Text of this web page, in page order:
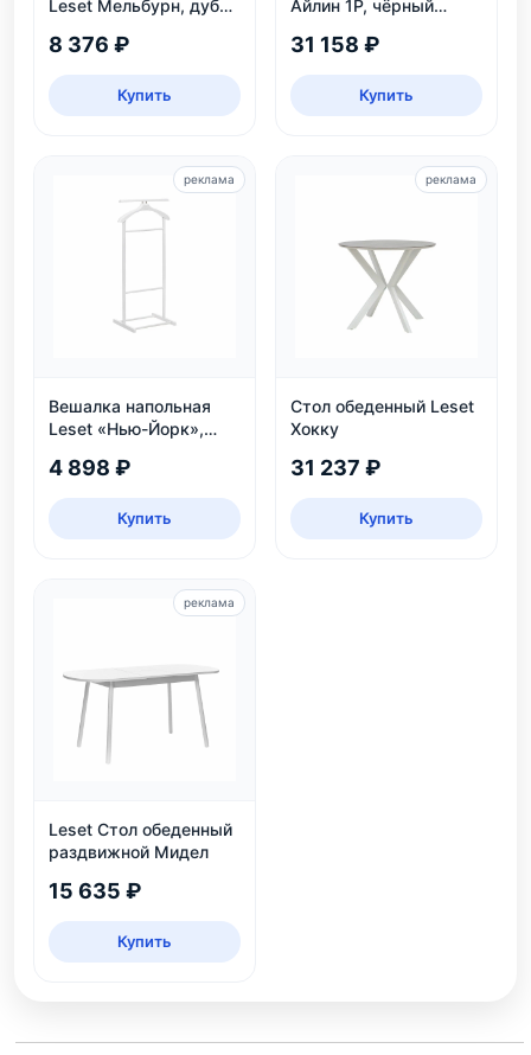
Leset Мельбурн, дуб
8 376 ₽
Купить
Айлин 1Р, чёрный
31 158 ₽
Купить
Вешалка напольная
Leset «Нью-Йорк»,
4 898 ₽
Купить
реклама
Стол обеденный Leset
Хокку
31 237 ₽
Купить
реклама
Leset Стол обеденный
раздвижной Мидел
15 635 ₽
Купить
реклама